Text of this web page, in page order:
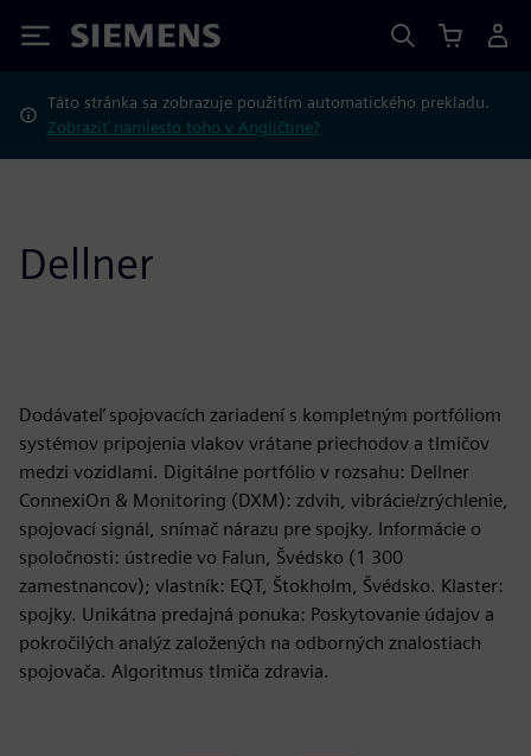
Siemens
Táto stránka sa zobrazuje použitím automatického prekladu.
Zobraziť namiesto toho v Angličtine?
Dellner
Dodávateľ spojovacích zariadení s kompletným portfóliom
systémov pripojenia vlakov vrátane priechodov a tlmičov
medzi vozidlami. Digitálne portfólio v rozsahu: Dellner
ConnexiOn & Monitoring (DXM): zdvih, vibrácie/zrýchlenie,
spojovací signál, snímač nárazu pre spojky. Informácie o
spoločnosti: ústredie vo Falun, Švédsko (1 300
zamestnancov); vlastník: EQT, Štokholm, Švédsko. Klaster:
spojky. Unikátna predajná ponuka: Poskytovanie údajov a
pokročilých analýz založených na odborných znalostiach
spojovača. Algoritmus tlmiča zdravia.